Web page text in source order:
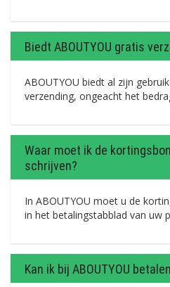
Biedt ABOUTYOU gratis
ABOUTYOU biedt al zijn
verzending, ongeacht het
Waar moet ik de
schrijven?
In ABOUTYOU moet u de
in het betalingstabblad van uw
Kan ik bij ABOUTYOU